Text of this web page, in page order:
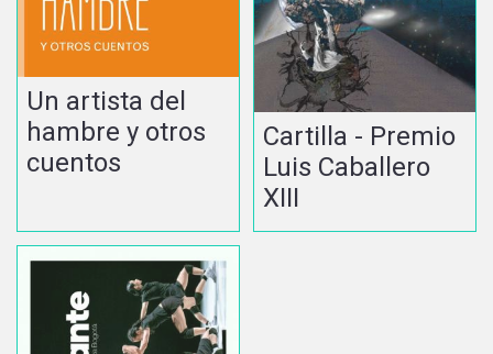
Un artista del
hambre y otros
cuentos
Cartilla - Premio
Luis Caballero
XIII